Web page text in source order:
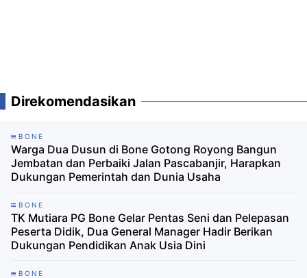
Direkomendasikan
BONE
Warga Dua Dusun di Bone Gotong Royong Bangun
Jembatan dan Perbaiki Jalan Pascabanjir, Harapkan
Dukungan Pemerintah dan Dunia Usaha
BONE
TK Mutiara PG Bone Gelar Pentas Seni dan Pelepasan
Peserta Didik, Dua General Manager Hadir Berikan
Dukungan Pendidikan Anak Usia Dini
BONE